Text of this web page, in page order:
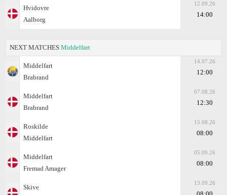
Hvidovre
Aalborg
12.09.26
14:00
NEXT MATCHES Middelfart
Middelfart
Brabrand
14.07.26
12:00
Middelfart
Brabrand
07.08.26
12:30
Roskilde
Middelfart
15.08.26
08:00
Middelfart
Fremad Amager
05.09.26
08:00
Skive
13.09.26